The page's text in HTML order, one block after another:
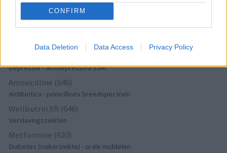
CONFIRM
Data Deletion Data Access Privacy Policy
Ethinylestradiol / Levonorgestrel (656)
Anticonceptie - eenfase
Seroquel (647)
Psychose / schizofrenie - antipsychotica
Depressie - antidepressiva SSRI
Amoxicilline (646)
Antibiotica - penicillines breedspectrum
Wellbutrin XR (646)
Verslavingsziekten
Metformine (620)
Diabetes (suikerziekte) - orale middelen